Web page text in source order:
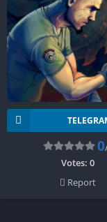
0
Votes: 0
Report